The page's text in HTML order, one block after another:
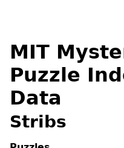
MIT
Puzzle
Data
Stribs